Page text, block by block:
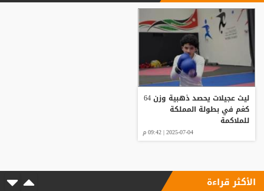
ليث عجيلات يحصد ذهبية وزن 64
كغم في بطولة المملكة
للملاكمة
2025-07-04 | 09:42 م
الأكثر قراءة